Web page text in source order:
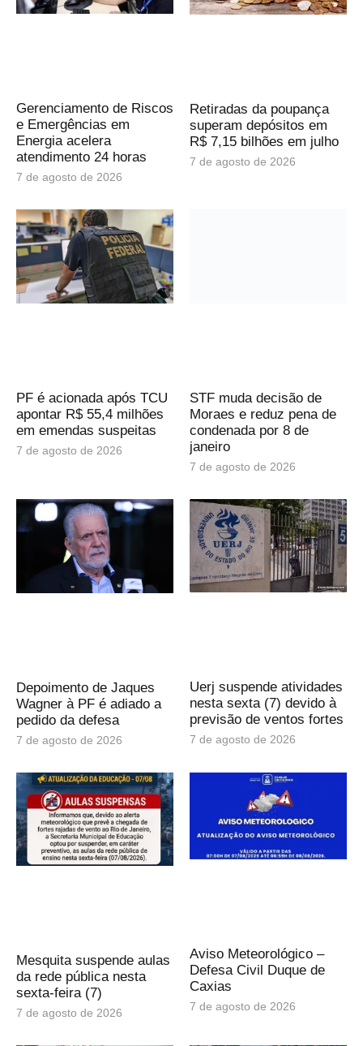
Gerenciamento de Riscos
e Emergências em
Energia acelera
atendimento 24 horas
7 de agosto de 2026
Retiradas da poupança
superam depósitos em
R$ 7,15 bilhões em julho
7 de agosto de 2026
PF é acionada após TCU
apontar R$ 55,4 milhões
em emendas suspeitas
7 de agosto de 2026
STF muda decisão de
Moraes e reduz pena de
condenada por 8 de
janeiro
7 de agosto de 2026
Depoimento de Jaques
Wagner à PF é adiado a
pedido da defesa
7 de agosto de 2026
Uerj suspende atividades
nesta sexta (7) devido à
previsão de ventos fortes
7 de agosto de 2026
Mesquita suspende aulas
da rede pública nesta
sexta-feira (7)
7 de agosto de 2026
Aviso Meteorológico –
Defesa Civil Duque de
Caxias
7 de agosto de 2026